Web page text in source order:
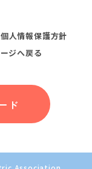
個人情報保護方針
ジへ戻る
ド